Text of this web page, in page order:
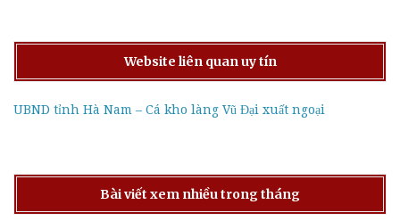
Website liên quan uy tín
UBND tỉnh Hà Nam – Cá kho làng Vũ Đại xuất ngoại
Bài viết xem nhiều trong tháng